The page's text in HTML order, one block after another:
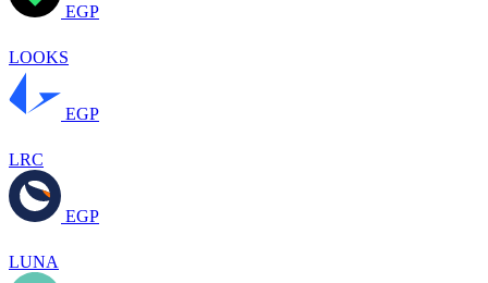
EGP
LOOKS
EGP
LRC
EGP
LUNA